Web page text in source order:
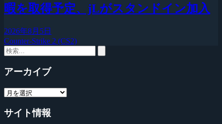
暇を取得予定、jLがスタンドイン加入
2026年8月5日
Counter-Strike 2 (CS2)
アーカイブ
サイト情報